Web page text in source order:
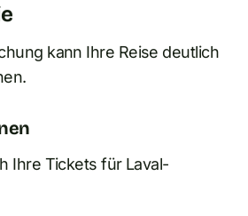
kann Ihre Reise deutlich
Ihre Tickets für Laval-